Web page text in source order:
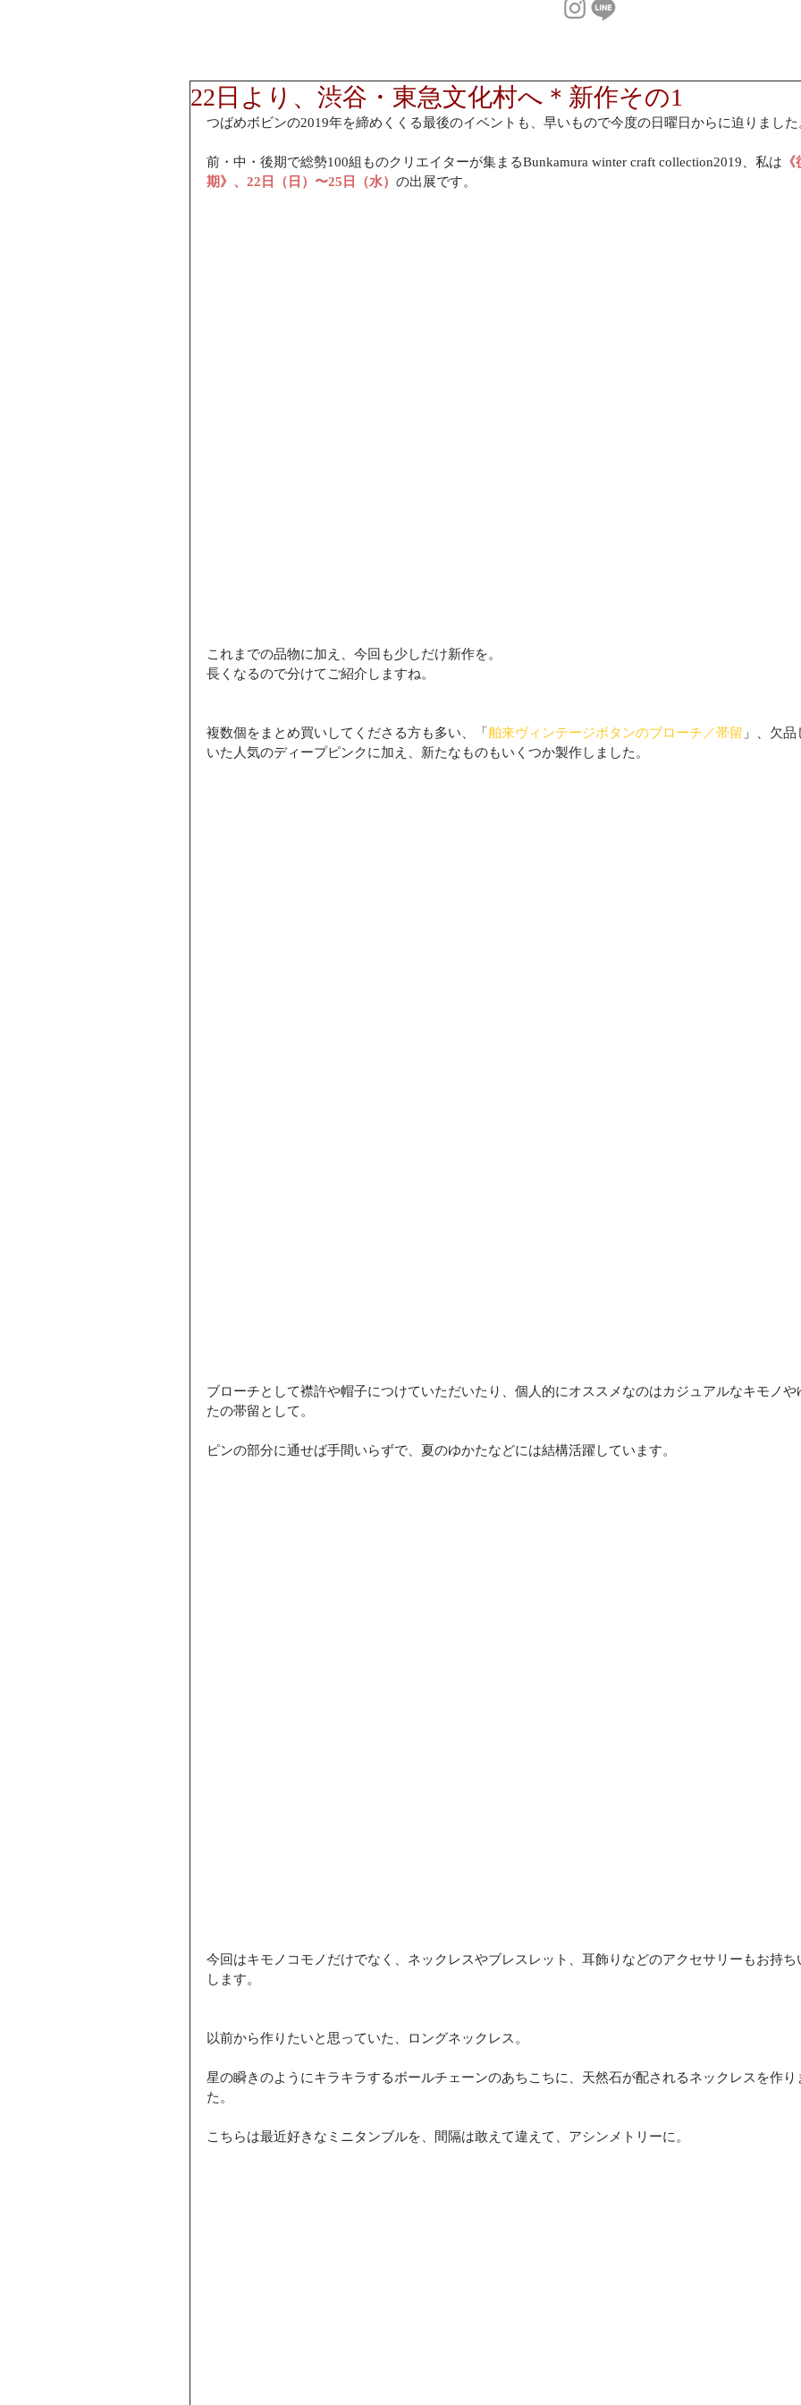
22日より、渋谷・東急文化村へ＊新作その1
つばめボビンの2019年を締めくくる最後のイベントも、早いもので今度の日曜日からに迫りました
前・中・後期で総勢100組ものクリエイターが集まるBunkamura winter craft collection2019、私は
期》、22日（日）〜25日（水） の出展です。
これまでの品物に加え、今回も少しだけ新作を。
長くなるので分けてご紹介しますね。
複数個をまとめ買いしてくださる方も多い、「舶来ヴィンテージボタンのブローチ／帯留 」、欠品
いた人気のディープピンクに加え、新たなものもいくつか製作しました。
ブローチとして襟許や帽子につけていただいたり、個人的にオススメなのはカジュアルなキモノや
たの帯留として。
ピンの部分に通せば手間いらずで、夏のゆかたなどには結構活躍しています。
今回はキモノコモノだけでなく、ネックレスやブレスレット、耳飾りなどのアクセサリーもお持ち
します。
以前から作りたいと思っていた、ロングネックレス。
星の瞬きのようにキラキラするボールチェーンのあちこちに、天然石が配されるネックレスを作り
た。
こちらは最近好きなミニタンブルを、間隔は敢えて違えて、アシンメトリーに。